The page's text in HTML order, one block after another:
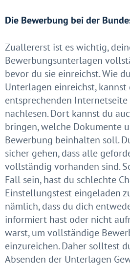
Die Bewerbung bei der
Zuallererst ist es wichtig,
Bewerbungsunterlagen
bevor du sie einreichst. Wie
Unterlagen einreichst, kannst
entsprechenden
nachlesen. Dort kannst du
bringen, welche Dokumente
Bewerbung beinhalten soll.
sicher gehen, dass alle
vollständig vorhanden sind.
Fall sein, hast du schlechte
Einstellungstest eingeladen
nämlich, dass du dich
informiert hast oder nicht
warst, um vollständige
einzureichen. Daher solltest
Absenden der Unterlagen